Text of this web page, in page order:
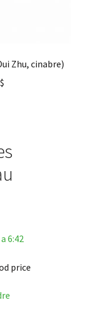
Zhu, cinabre)
$
6:42
price